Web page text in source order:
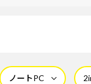
ノートPC